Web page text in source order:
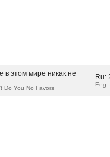
в этом мире никак не
Do You No Favors
Ru:
Eng: